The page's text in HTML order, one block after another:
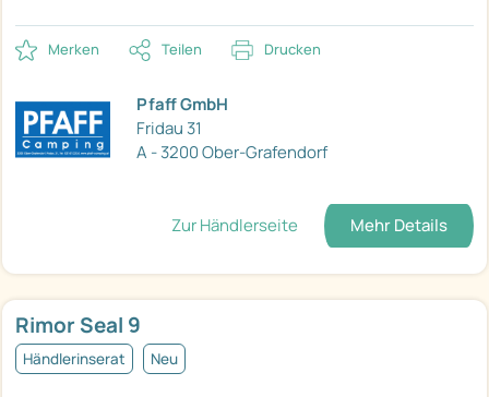
Merken Teilen Drucken
Pfaff GmbH
Fridau 31
A - 3200 Ober-Grafendorf
Zur Händlerseite Mehr Details
Rimor Seal 9
Händlerinserat Neu